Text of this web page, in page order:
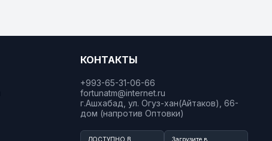
КОНТАКТЫ
+993-65-31-06-66
fortunatm@internet.ru
г.Ашхабад, ул. Огуз-хан(Айтаков), 66-
дом (напротив Оптовки)
ДОСТУПНО В Загрузите в